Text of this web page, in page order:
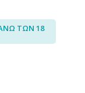
ΤΩΝ 18